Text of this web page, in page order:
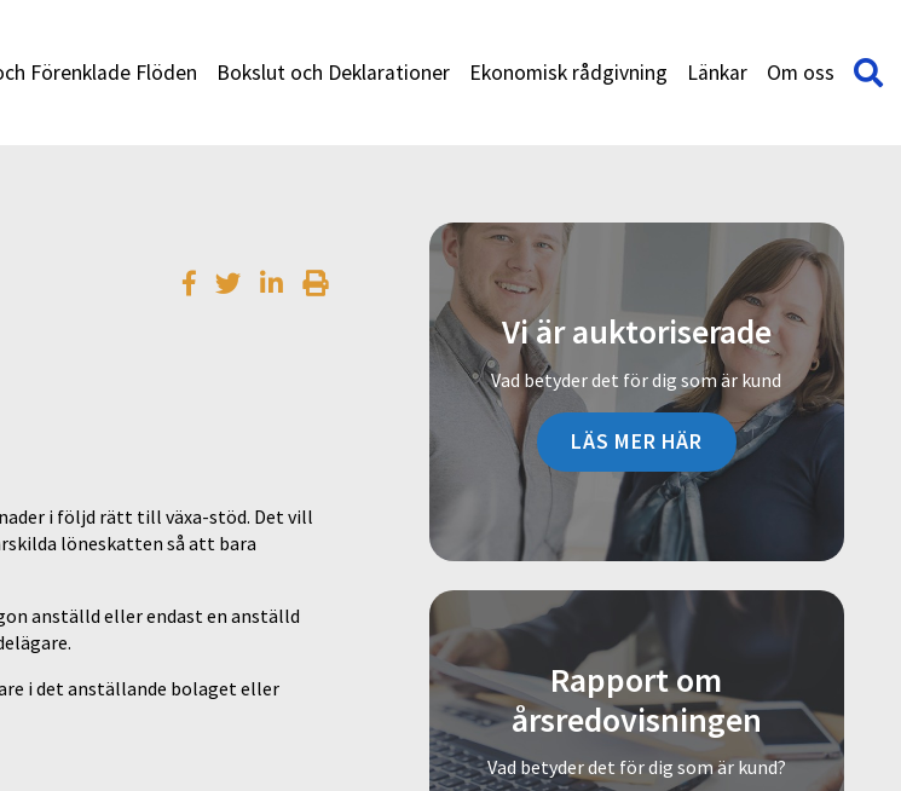
Förenklade Flöden Bokslut och Deklarationer Ekonomisk rådgivning Länkar Om oss
i följd rätt till växa-stöd. Det vill
löneskatten så att bara
anställd eller endast en anställd
i det anställande bolaget eller
Vi är auktoriserade
Vad betyder det för dig som är kund
LÄS MER HÄR
Rapport om
årsredovisningen
Vad betyder det för dig som är kund?